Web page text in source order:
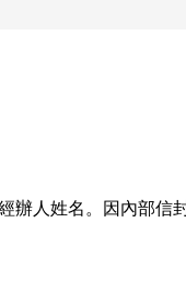
辦人姓名。因內部信